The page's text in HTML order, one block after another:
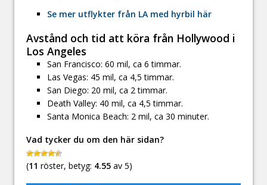
Se mer utflykter från LA med hyrbil här
Avstånd och tid att köra från Hollywood i
Los Angeles
San Francisco: 60 mil, ca 6 timmar.
Las Vegas: 45 mil, ca 4,5 timmar.
San Diego: 20 mil, ca 2 timmar.
Death Valley: 40 mil, ca 4,5 timmar.
Santa Monica Beach: 2 mil, ca 30 minuter.
Vad tycker du om den här sidan?
(11 röster, betyg: 4.55 av 5)